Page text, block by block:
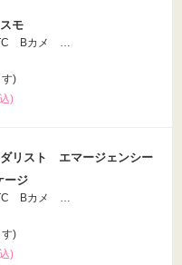
モ
Bカメ …
)
)
ダリスト エマージェンシー
ージ
Bカメ …
)
)